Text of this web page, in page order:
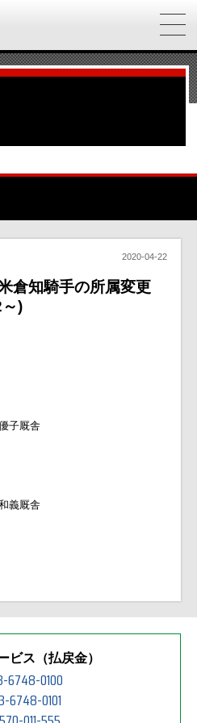
2020-04-22
倉知騎手の所属変更
)
子厩舎
義厩舎
ビス（払戻金）
6748-0100
6748-0101